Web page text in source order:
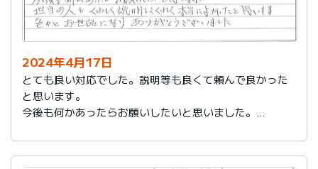
2024年4月17日
とても良い対応でした。説明等も良くて頼んで良かった
と思います。
今後も何かあったらお願いしたいと思いました。
います。
色々とお世話になりありがとうございました。